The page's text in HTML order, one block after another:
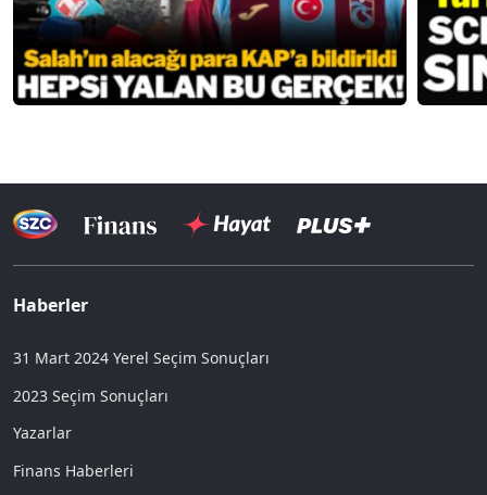
Haberler
31 Mart 2024 Yerel Seçim Sonuçları
2023 Seçim Sonuçları
Yazarlar
Finans Haberleri